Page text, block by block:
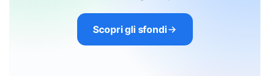
Scopri gli sfondi